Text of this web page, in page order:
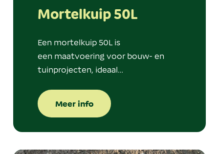
Mortelkuip 50L
Een mortelkuip 50L is
een maatvoering voor bouw- en
tuinprojecten, ideaal…
Meer info